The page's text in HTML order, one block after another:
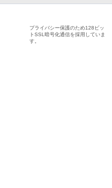
プライバシー保護のため128ビッ
トSSL暗号化通信を採用していま
す。